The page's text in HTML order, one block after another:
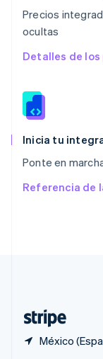
Precios
ocultas
Detalles de los
Inicia tu
Ponte en
Referencia de
México
Nederlands
Polonia
English
RAE de
Reino Unido
English
English
English